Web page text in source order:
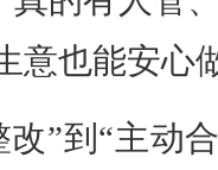
意也能安心
改”到“主动